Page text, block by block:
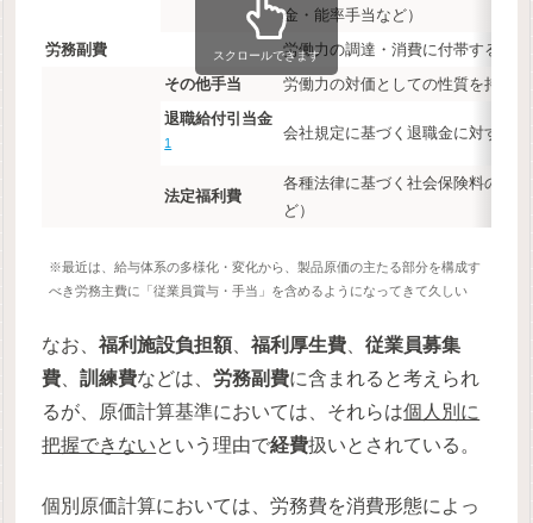
金・能率手当など）
労務副費
労働力の調達・消費に付帯する費用
その他手当
労働力の対価としての性質を持た
退職給付引当金
1
会社規定に基づく退職金に対する
法定福利費
各種法律に基づく社会保険料の会
ど）
スクロールできます
※最近は、給与体系の多様化・変化から、製品原価の主たる部分を構成す
べき労務主費に「従業員賞与・手当」を含めるようになってきて久しい
なお、福利施設負担額、福利厚生費 、従業員募集
費 、訓練費などは、労務副費に含まれると考えられ
るが、原価計算基準においては、それらは個人別に
把握できないという理由で経費扱いとされている。
個別原価計算においては、労務費を消費形態によっ